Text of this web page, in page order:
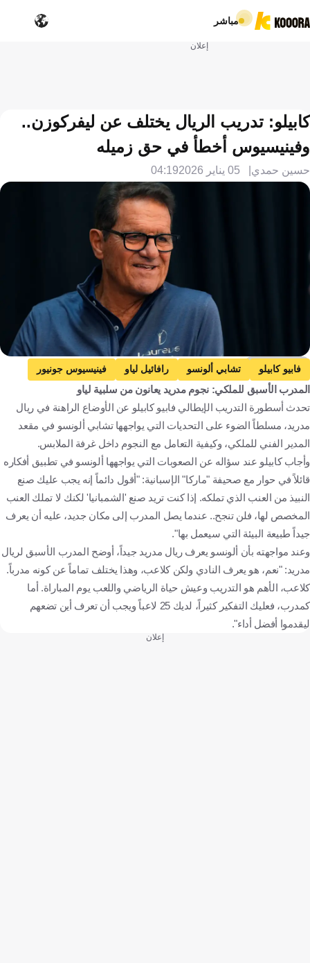
مباشر
إعلان
كابيلو: تدريب الريال يختلف عن ليفركوزن..
وفينيسيوس أخطأ في حق زميله
حسين حمدي 05 يناير 2026 04:19
Getty Images
فابيو كابيلو تشابي ألونسو رافائيل لياو
فينيسيوس جونيور
كارلو أنشيلوتي
ريال مدريد الدوري الإسباني
إسبانيا
البرتغال البرازيل كرة قدم
المدرب الأسبق للملكي: نجوم مدريد يعانون من سلبية لياو
تحدث أسطورة التدريب الإيطالي فابيو كابيلو عن الأوضاع الراهنة في ريال
مدريد، مسلطاً الضوء على التحديات التي يواجهها تشابي ألونسو في مقعد
المدير الفني للملكي، وكيفية التعامل مع النجوم داخل غرفة الملابس.
وأجاب كابيلو عند سؤاله عن الصعوبات التي يواجهها ألونسو في تطبيق أفكاره
قائلاً في حوار مع صحيفة "ماركا" الإسبانية: "أقول دائماً إنه يجب عليك صنع
النبيذ من العنب الذي تملكه. إذا كنت تريد صنع 'الشمبانيا' لكنك لا تملك العنب
المخصص لها، فلن تنجح.. عندما يصل المدرب إلى مكان جديد، عليه أن يعرف
جيداً طبيعة البيئة التي سيعمل بها".
وعند مواجهته بأن ألونسو يعرف ريال مدريد جيداً، أوضح المدرب الأسبق لريال
مدريد: "نعم، هو يعرف النادي ولكن كلاعب، وهذا يختلف تماماً عن كونه مدرباً.
كلاعب، الأهم هو التدريب وعيش حياة الرياضي واللعب يوم المباراة. أما
كمدرب، فعليك التفكير كثيراً، لديك 25 لاعباً ويجب أن تعرف أين تضعهم
ليقدموا أفضل أداء".
إعلان